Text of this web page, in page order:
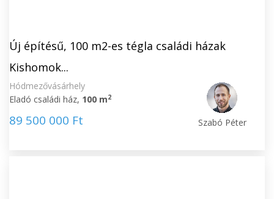
Új építésű, 100 m2-es tégla családi házak
Kishomok...
Hódmezővásárhely
Eladó családi ház, 100 m2
89 500 000 Ft Szabó Péter